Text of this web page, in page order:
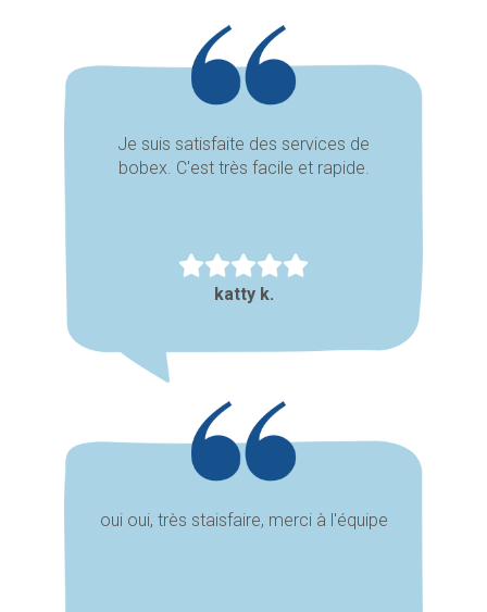
Je suis satisfaite des services de
bobex. C'est très facile et rapide.
katty k.
oui oui, très staisfaire, merci à l'équipe